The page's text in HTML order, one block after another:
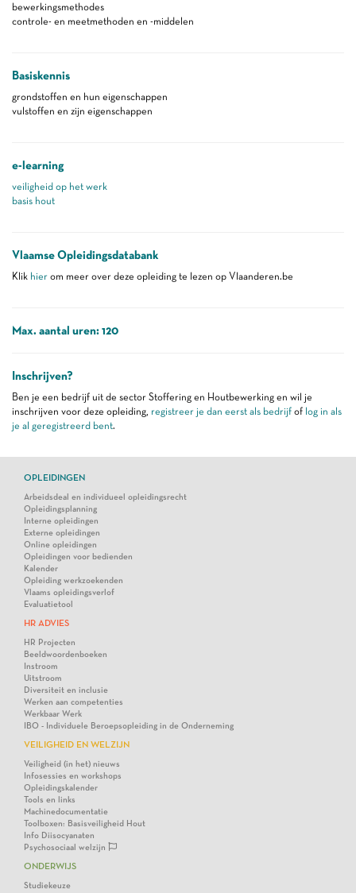
bewerkingsmethodes
controle- en meetmethoden en -middelen
Basiskennis
grondstoffen en hun eigenschappen
vulstoffen en zijn eigenschappen
e-learning
veiligheid op het werk
basis hout
Vlaamse Opleidingsdatabank
Klik hier om meer over deze opleiding te lezen op Vlaanderen.be
Max. aantal uren: 120
Inschrijven?
Ben je een bedrijf uit de sector Stoffering en Houtbewerking en wil je
inschrijven voor deze opleiding, registreer je dan eerst als bedrijf of log in als
je al geregistreerd bent.
OPLEIDINGEN
Arbeidsdeal en individueel opleidingsrecht
Opleidingsplanning
Interne opleidingen
Externe opleidingen
Online opleidingen
Opleidingen voor bedienden
Kalender
Opleiding werkzoekenden
Vlaams opleidingsverlof
Evaluatietool
HR ADVIES
HR Projecten
Beeldwoordenboeken
Instroom
Uitstroom
Diversiteit en inclusie
Werken aan competenties
Werkbaar Werk
IBO - Individuele Beroepsopleiding in de Onderneming
VEILIGHEID EN WELZIJN
Veiligheid (in het) nieuws
Infosessies en workshops
Opleidingskalender
Tools en links
Machinedocumentatie
Toolboxen: Basisveiligheid Hout
Info Diisocyanaten
Psychosociaal welzijn
ONDERWIJS
Studiekeuze